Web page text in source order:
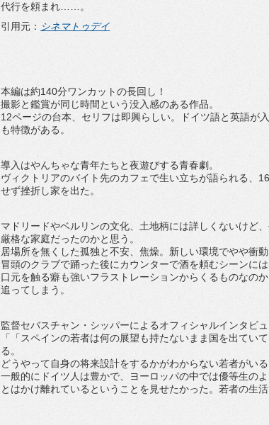
代行を頼まれ……。
引用元： シネマトゥデイ
本編は約140分ワンカットの長回し！
撮影と鑑賞が同じ時間という没入感のある作品。
12ページの台本、セリフは即興らしい。ドイツ語と英語が
も特徴がある。
導入はやんちゃな青年たちと夜遊びする青春劇。
ヴィクトリアのバイト先のカフェで生い立ちが語られる、
せず挫折し家を出た。
マドリードやベルリンの文化、土地柄には詳しくないけど
厳格な家庭だったのかと思う。
居場所を無くした孤独と不安、焦燥。新しい環境でやや衝動
冒頭のクラブで踊った後にカウンターで酒を頼むシーンに
口元を触る癖も強いフラストレーションからくるものなの
追ってしまう。
監督セバスチャン・シッパーによるオフィシャルインタビュ
「スペインの若者は何の展望も持たないまま国を出てい
る。
どうやって自身の将来設計をするかがわからない若者がいる
一般的にドイツ人は豊かで、ヨーロッパの中では優等生の
とはかけ離れているということを見せたかった。若者の生活